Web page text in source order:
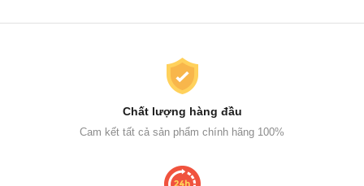
Chất lượng hàng đầu
Cam kết tất cả sản phẩm chính hãng 100%